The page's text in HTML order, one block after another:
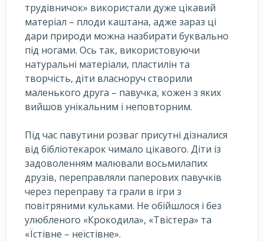
трудівничок» використали дуже цікавий
матеріал – плоди каштана, адже зараз ці
дари природи можна назбирати буквально
під ногами. Ось так, використовуючи
натуральні матеріали, пластилін та
творчість, діти власноруч створили
маленького друга – павучка, кожен з яких
вийшов унікальним і неповторним.
Під час павутини розваг присутні дізналися
від бібліотекарок чимало цікавого. Діти із
задоволенням малювали восьмилапих
друзів, переправляли паперових павучків
через переправу та грали в ігри з
повітряними кульками. Не обійшлося і без
улюбленого «Крокодила», «Твістера» та
«Їстівне – неїстівне».